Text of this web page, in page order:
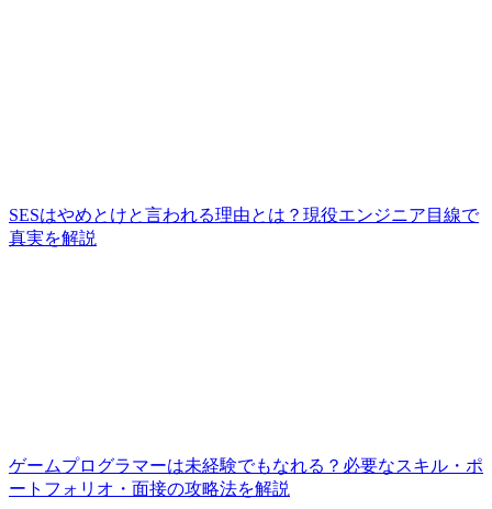
SESはやめとけと言われる理由とは？現役エンジニア目線で
真実を解説
ゲームプログラマーは未経験でもなれる？必要なスキル・ポ
ートフォリオ・面接の攻略法を解説